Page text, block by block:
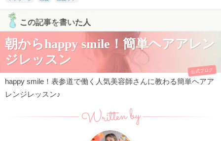
この記事を書いた人
朝からhappy smile！簡単ヘアアレン
ジレッスン
公式ブログ
happy smile！表参道で働く人気美容師さんに教わる簡単ヘアア
レンジレッスン♪
Written by